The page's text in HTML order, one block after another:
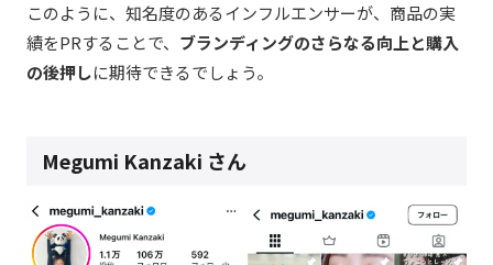
このように、知名度のあるインフルエンサーが、商品の実
績をPRすることで、 ブランディングのさらなる向上と購入
の後押しに期待できるでしょう。
Megumi Kanzaki さん